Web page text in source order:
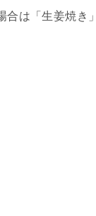
合は「生姜焼き